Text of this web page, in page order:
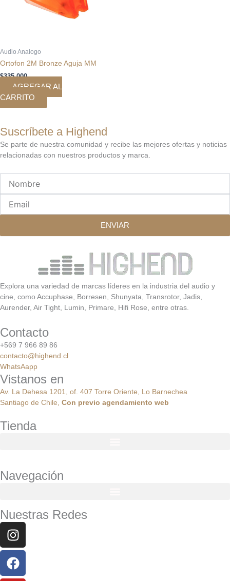
Audio Analogo
Ortofon 2M Bronze Aguja MM
$335.000
AGREGAR AL
CARRITO
Suscríbete a Highend
Se parte de nuestra comunidad y recibe las mejores ofertas y noticias
relacionadas con nuestros productos y marca.
ENVIAR
Explora una variedad de marcas líderes en la industria del audio y
cine, como Accuphase, Borresen, Shunyata, Transrotor, Jadis,
Aurender, Air Tight, Lumin, Primare, Hifi Rose, entre otras.
Contacto
+569 7 966 89 86
contacto@highend.cl
WhatsAapp
Vistanos en
Av. La Dehesa 1201, of. 407 Torre Oriente, Lo Barnechea
Santiago de Chile, Con previo agendamiento web
Tienda
Navegación
Nuestras Redes
Instagram
Facebook
Youtube